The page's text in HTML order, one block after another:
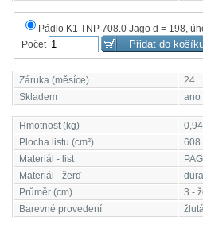
Pádlo K1 TNP 708.0
Počet
Záruka (měsíce)
24
Skladem
ano
Hmotnost (kg)
0,94
Plocha listu (cm²)
608
Materiál - list
Materiál - žerď
dural
Průměr (cm)
3 -
Barevné provedení